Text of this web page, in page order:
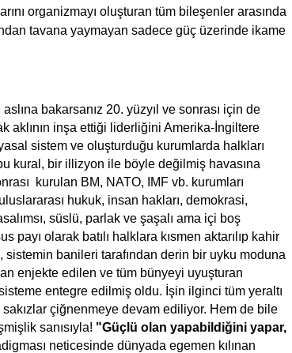
organizmayı oluşturan tüm bileşenler arasında
tavana yaymayan sadece güç üzerinde ikame
bakarsanız 20. yüzyıl ve sonrası için de
aklının inşa ettiği liderliğini Amerika-İngiltere
sistem ve oluşturduğu kurumlarda halkları
bu kural, bir illizyon ile böyle değilmiş havasına
kurulan BM, NATO, IMF vb. kurumları
hukuk, insan hakları, demokrasi,
süslü, parlak ve şaşalı ama içi boş
olarak batılı halklara kısmen aktarılıp kahir
banileri tarafından derin bir uyku moduna
enjekte edilen ve tüm bünyeyi uyuşturan
entegre edilmiş oldu. İşin ilginci tüm yeraltı
çiğnenmeye devam ediliyor. Hem de bile
sanısıyla! "Güçlü olan yapabildiğini yapar,
neticesinde dünyada egemen kılınan